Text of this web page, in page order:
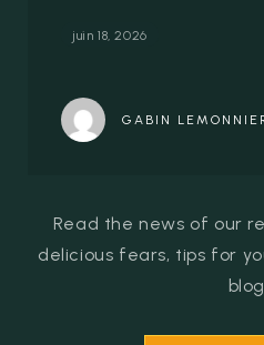
juin 18, 2026
GABIN
Read the news of our
delicious fears, tips for